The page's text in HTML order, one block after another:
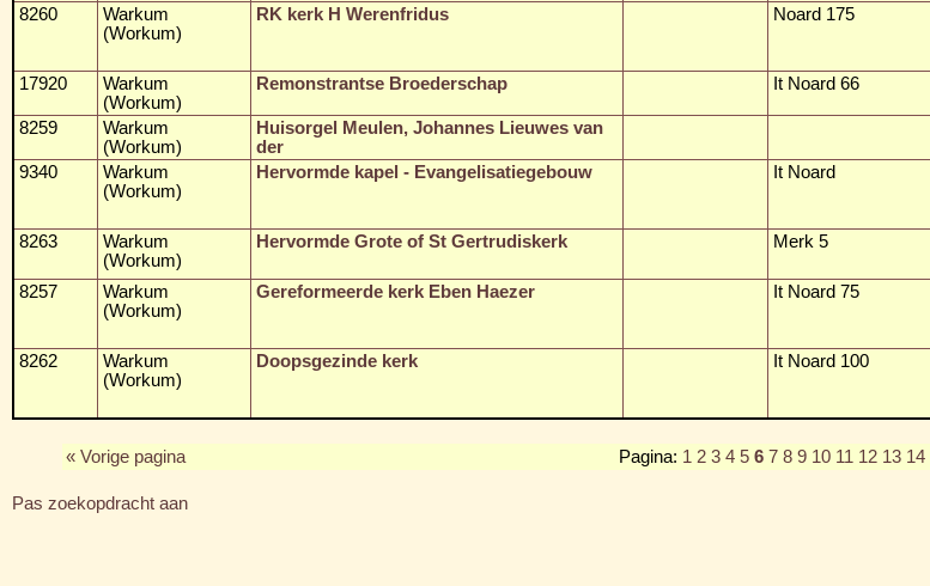
8260
Warkum
(Workum)
RK kerk H Werenfridus Noard 175
17920
Warkum
(Workum)
Remonstrantse Broederschap It Noard 66
8259
Warkum
(Workum)
Huisorgel Meulen, Johannes Lieuwes van
der
9340
Warkum
(Workum)
Hervormde kapel - Evangelisatiegebouw It Noard
8263
Warkum
(Workum)
Hervormde Grote of St Gertrudiskerk Merk 5
8257
Warkum
(Workum)
Gereformeerde kerk Eben Haezer It Noard 75
8262
Warkum
(Workum)
Doopsgezinde kerk It Noard 100
« Vorige pagina Pagina: 1 2 3 4 5 6 7 8 9 10 11 12 13 14
Pas zoekopdracht aan